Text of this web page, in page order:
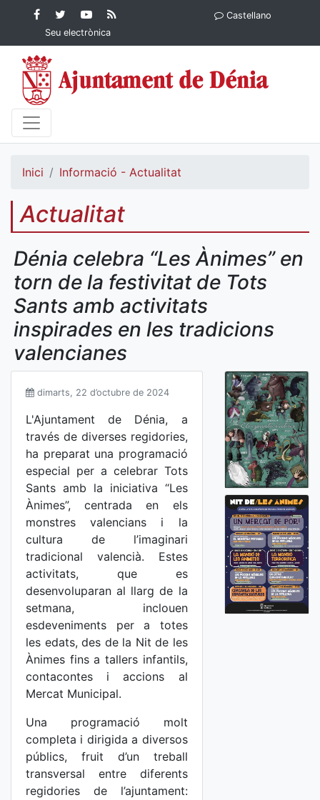
Contingut principalFacebook
Ajuntament de Dénia
Twitter
Ajuntament de
Dénia
YouTube
Ajuntament
de Dénia
Ajuntament
Seu electrònica
Castellano
Inici Informació - Actualitat
Actualitat
Dénia celebra “Les Ànimes” en
torn de la festivitat de Tots
Sants amb activitats
inspirades en les tradicions
valencianes
dimarts, 22 d’octubre de 2024
L'Ajuntament de Dénia, a
través de diverses regidories,
ha preparat una programació
especial per a celebrar Tots
Sants amb la iniciativa “Les
Ànimes”, centrada en els
monstres valencians i la
cultura de l’imaginari
tradicional valencià. Estes
activitats, que es
desenvoluparan al llarg de la
setmana, inclouen
esdeveniments per a totes
les edats, des de la Nit de les
Ànimes fins a tallers infantils,
contacontes i accions al
Mercat Municipal.
Una programació molt
completa i dirigida a diversos
públics, fruit d’un treball
transversal entre diferents
regidories de l’ajuntament: